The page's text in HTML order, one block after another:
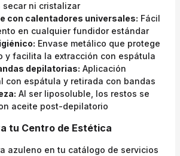
secar ni cristalizar
con calentadores universales: Fácil
en cualquier fundidor estándar
Envase metálico que protege
y facilita la extracción con espátula
depilatorias: Aplicación
con espátula y retirada con bandas
Al ser liposoluble, los restos se
aceite post-depilatorio
tu Centro de Estética
azuleno en tu catálogo de servicios